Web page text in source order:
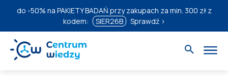
do -50% na PAKIETY BADAŃ przy zakupach za min. 300 zł z
kodem:
SIER26B Sprawdź ›